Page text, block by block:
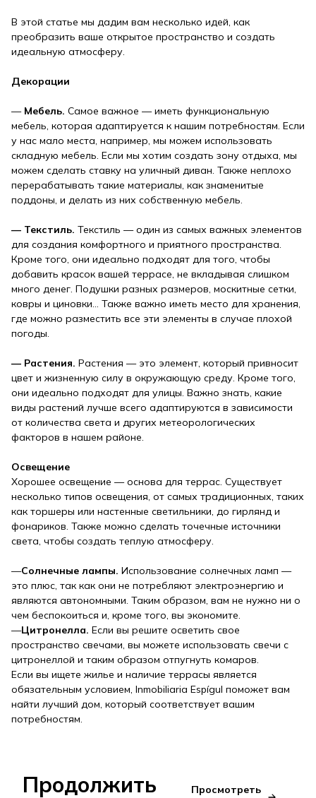
В этой статье мы дадим вам несколько идей, как
преобразить ваше открытое пространство и создать
идеальную атмосферу.
Декорации
— Мебель. Самое важное — иметь функциональную
мебель, которая адаптируется к нашим потребностям. Если
у нас мало места, например, мы можем использовать
складную мебель. Если мы хотим создать зону отдыха, мы
можем сделать ставку на уличный диван. Также неплохо
перерабатывать такие материалы, как знаменитые
поддоны, и делать из них собственную мебель.
— Текстиль. Текстиль — один из самых важных элементов
для создания комфортного и приятного пространства.
Кроме того, они идеально подходят для того, чтобы
добавить красок вашей террасе, не вкладывая слишком
много денег. Подушки разных размеров, москитные сетки,
ковры и циновки… Также важно иметь место для хранения,
где можно разместить все эти элементы в случае плохой
погоды.
— Растения. Растения — это элемент, который привносит
цвет и жизненную силу в окружающую среду. Кроме того,
они идеально подходят для улицы. Важно знать, какие
виды растений лучше всего адаптируются в зависимости
от количества света и других метеорологических
факторов в нашем районе.
Освещение
Хорошее освещение — основа для террас. Существует
несколько типов освещения, от самых традиционных, таких
как торшеры или настенные светильники, до гирлянд и
фонариков. Также можно сделать точечные источники
света, чтобы создать теплую атмосферу.
—Солнечные лампы. Использование солнечных ламп —
это плюс, так как они не потребляют электроэнергию и
являются автономными. Таким образом, вам не нужно ни о
чем беспокоиться и, кроме того, вы экономите.
—Цитронелла. Если вы решите осветить свое
пространство свечами, вы можете использовать свечи с
цитронеллой и таким образом отпугнуть комаров.
Если вы ищете жилье и наличие террасы является
обязательным условием, Inmobiliaria Espígul поможет вам
найти лучший дом, который соответствует вашим
потребностям.
Продолжить
Просмотреть